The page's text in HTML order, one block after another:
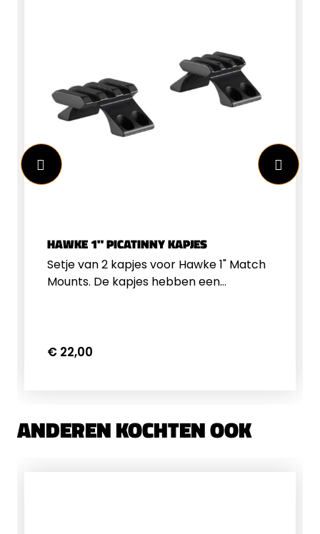
HAWKE 1" PICATINNY KAPJES
Setje van 2 kapjes voor Hawke 1" Match
Mounts. De kapjes hebben een
een setje boutjes.
€ 22,00
ANDEREN KOCHTEN OOK